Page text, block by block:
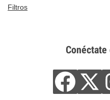
Filtros